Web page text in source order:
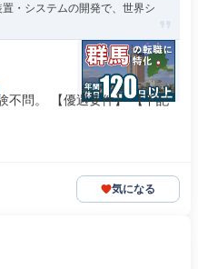
・システムの開発で、世界シ
不問。 【優遇要件】 【下記
気になる